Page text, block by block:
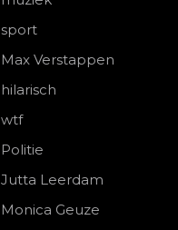
sport
Max Verstappen
hilarisch
wtf
Politie
Jutta Leerdam
Monica Geuze